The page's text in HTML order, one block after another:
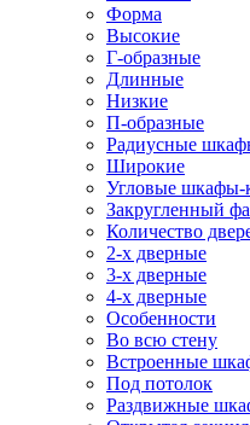
Форма
Высокие
Г-образные
Длинные
Низкие
П-образные
Радиусные
Широкие
Угловые шкафы-
Закругленный
Количество
2-х дверные
3-х дверные
4-х дверные
Особенности
Во всю стену
Встроенные
Под потолок
Раздвижные